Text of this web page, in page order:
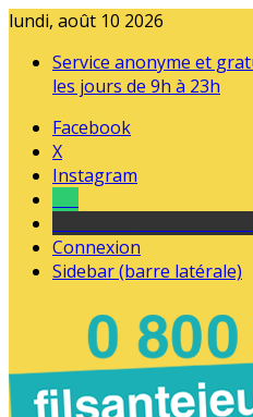
lundi, août 10 2026
Service anonyme et
les jours de 9h à 23h
Facebook
X
Instagram
Connexion
Sidebar (barre latérale)